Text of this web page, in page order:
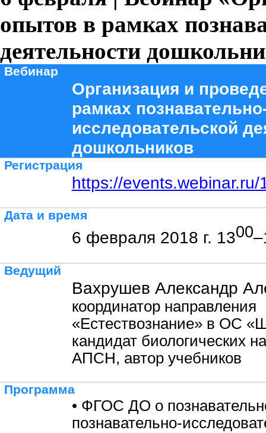
опытов в рамках
деятельности
Вебинар
Организация и
рамках
исследовательской
дошкольников
Регистрация
https://
Дата и время
6 февраля 2018 г. 1300
Ведущий
Вахрушев Александр
координатор направления
«Естествознание» в ОС
кандидат биологических
АПСН, автор учебников
Программа
• ФГОС ДО о
познавательно-